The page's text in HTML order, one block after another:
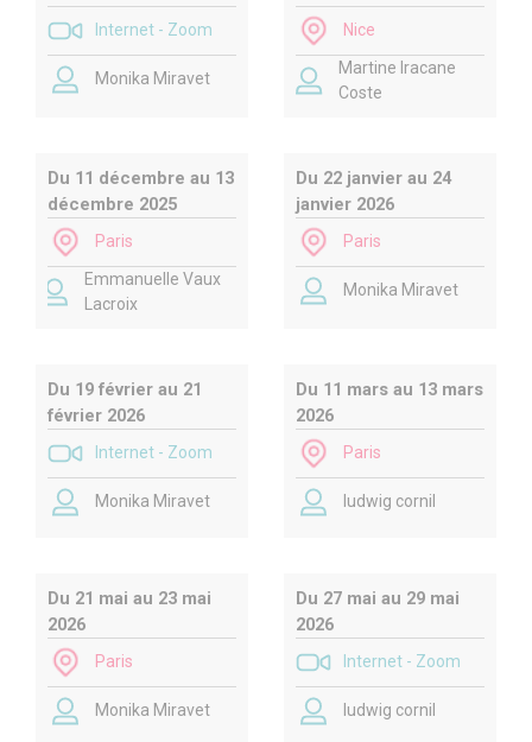
Internet - Zoom
Monika Miravet
Nice
Martine Iracane
Coste
Du 11 décembre au 13
décembre 2025
Paris
Emmanuelle Vaux
Lacroix
Du 22 janvier au 24
janvier 2026
Paris
Monika Miravet
Du 19 février au 21
février 2026
Internet - Zoom
Monika Miravet
Du 11 mars au 13 mars
2026
Paris
ludwig cornil
Du 21 mai au 23 mai
2026
Paris
Monika Miravet
Du 27 mai au 29 mai
2026
Internet - Zoom
ludwig cornil